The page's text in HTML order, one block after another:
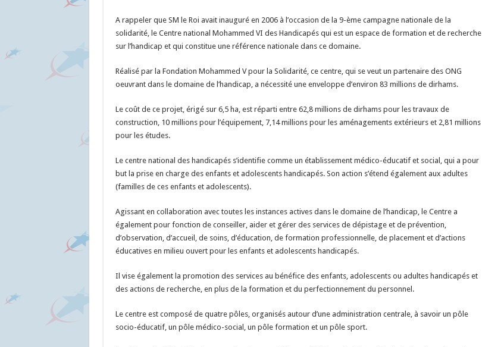
A rappeler que SM le Roi avait inauguré en 2006 à l’occasion de la 9-ème campagne nationale de la
solidarité, le Centre national Mohammed VI des Handicapés qui est un espace de formation et de recherche
sur l’handicap et qui constitue une référence nationale dans ce domaine.
Réalisé par la Fondation Mohammed V pour la Solidarité, ce centre, qui se veut un partenaire des ONG
oeuvrant dans le domaine de l’handicap, a nécessité une enveloppe d’environ 83 millions de dirhams.
Le coût de ce projet, érigé sur 6,5 ha, est réparti entre 62,8 millions de dirhams pour les travaux de
construction, 10 millions pour l’équipement, 7,14 millions pour les aménagements extérieurs et 2,81 millions
pour les études.
Le centre national des handicapés s’identifie comme un établissement médico-éducatif et social, qui a pour
but la prise en charge des enfants et adolescents handicapés. Son action s’étend également aux adultes
(familles de ces enfants et adolescents).
Agissant en collaboration avec toutes les instances actives dans le domaine de l’handicap, le Centre a
également pour fonction de conseiller, aider et gérer des services de dépistage et de prévention,
d’observation, d’accueil, de soins, d’éducation, de formation professionnelle, de placement et d’actions
éducatives en milieu ouvert pour les enfants et adolescents handicapés.
Il vise également la promotion des services au bénéfice des enfants, adolescents ou adultes handicapés et
des actions de recherche, en plus de la formation et du perfectionnement du personnel.
Le centre est composé de quatre pôles, organisés autour d’une administration centrale, à savoir un pôle
socio-éducatif, un pôle médico-social, un pôle formation et un pôle sport.